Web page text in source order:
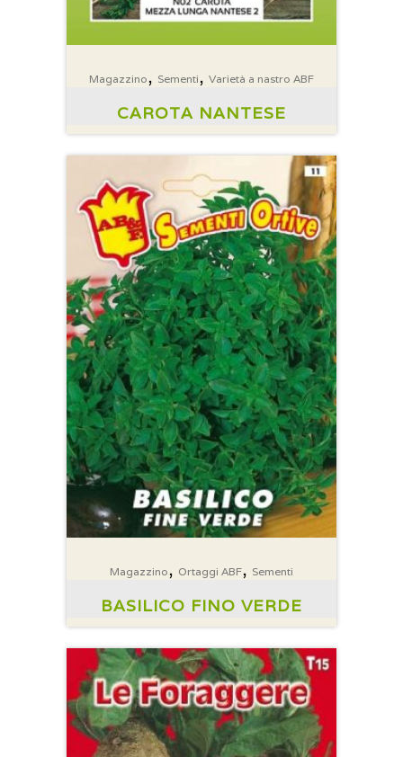
Magazzino , Sementi , Varietà a nastro ABF
CAROTA NANTESE
Magazzino , Ortaggi ABF, Sementi
BASILICO FINO VERDE